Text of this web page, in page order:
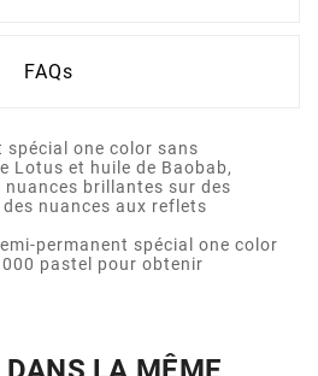
FAQs
spécial one color sans
Lotus et huile de Baobab,
brillantes sur des
nuances aux reflets
permanent spécial one color
pastel pour obtenir